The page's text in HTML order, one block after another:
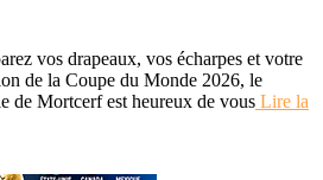
vos drapeaux, vos écharpes et votre
de la Coupe du Monde 2026, le
de Mortcerf est heureux de vous Lire la